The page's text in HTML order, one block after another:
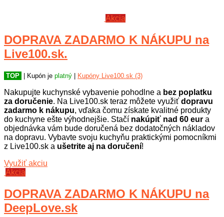
Akcia
DOPRAVA ZADARMO K NÁKUPU na
Live100.sk.
TOP | Kupón je platný Kupóny Live100.sk (3)
Nakupujte kuchynské vybavenie pohodlne a bez poplatku
za doručenie. Na Live100.sk teraz môžete využiť dopravu
zadarmo k nákupu, vďaka čomu získate kvalitné produkty
do kuchyne ešte výhodnejšie. Stačí nakúpiť nad 60 eur a
objednávka vám bude doručená bez dodatočných nákladov
na dopravu. Vybavte svoju kuchyňu praktickými pomocníkmi
z Live100.sk a ušetrite aj na doručení!
Využiť akciu
Akcia
DOPRAVA ZADARMO K NÁKUPU na
DeepLove.sk